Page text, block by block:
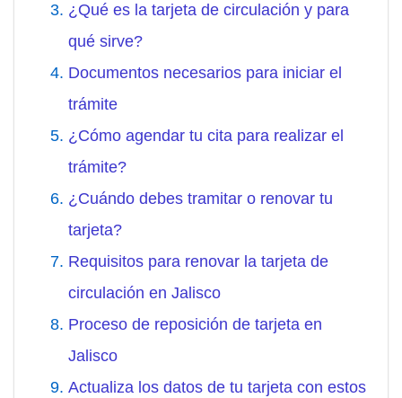
¿Qué es la tarjeta de circulación y para
qué sirve?
Documentos necesarios para iniciar el
trámite
¿Cómo agendar tu cita para realizar el
trámite?
¿Cuándo debes tramitar o renovar tu
tarjeta?
Requisitos para renovar la tarjeta de
circulación en Jalisco
Proceso de reposición de tarjeta en
Jalisco
Actualiza los datos de tu tarjeta con estos